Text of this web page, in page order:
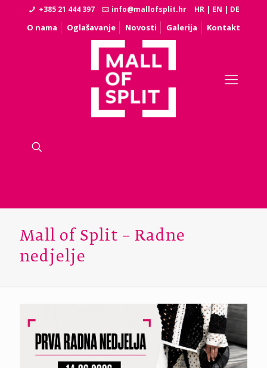
+385 21 444 397 info@mallofsplit.hr HR | EN | DE
O nama Oglašavanje Novosti Galerija Kontakt
Mall of Split – Radne
nedjelje